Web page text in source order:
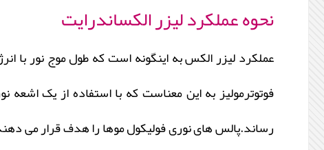
نحوه عملکرد لیزر الکساندرایت
عملکرد لیزر الکس به اینگونه است که طول موج نور با
فوتوترمولیز به این معناست که با استفاده از یک
‏رساند.پالس ‏های نوری فولیکول موها را هدف قرار می‏